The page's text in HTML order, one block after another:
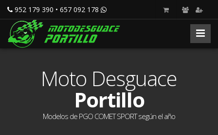
952 179 390 • 657 092 178
Moto Desguace
Portillo
Modelos de PGO COMET SPORT según el año